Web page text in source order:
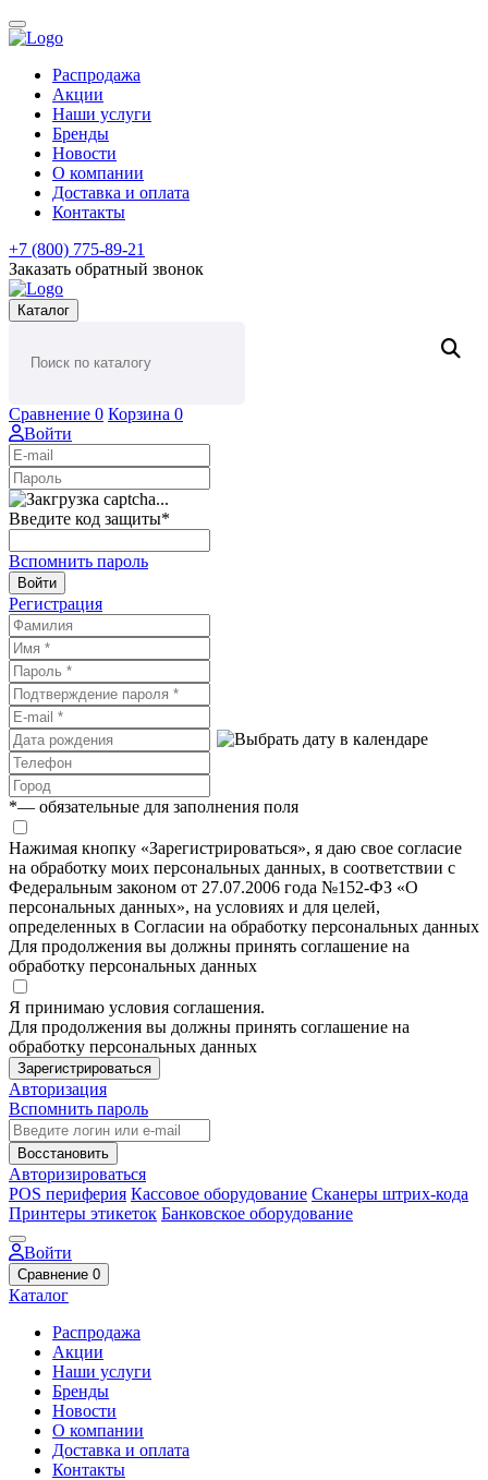
Распродажа
Акции
Наши услуги
Бренды
Новости
О компании
Доставка и оплата
Контакты
+7 (800) 775-89-21
Заказать обратный звонок
Каталог
Сравнение 0 Корзина 0
Войти
Введите код защиты*
Вспомнить пароль
Войти
Регистрация
*— обязательные для заполнения поля
Нажимая кнопку «Зарегистрироваться», я даю свое согласие
на обработку моих персональных данных, в соответствии с
Федеральным законом от 27.07.2006 года №152-ФЗ «О
персональных данных», на условиях и для целей,
определенных в Согласии на обработку персональных данных
Для продолжения вы должны принять соглашение на
обработку персональных данных
Я принимаю условия соглашения.
Для продолжения вы должны принять соглашение на
обработку персональных данных
Зарегистрироваться
Авторизация
Вспомнить пароль
Восстановить
Авторизироваться
POS периферия Кассовое оборудование Сканеры штрих-кода
Принтеры этикеток Банковское оборудование
Войти
Сравнение 0
Каталог
Распродажа
Акции
Наши услуги
Бренды
Новости
О компании
Доставка и оплата
Контакты